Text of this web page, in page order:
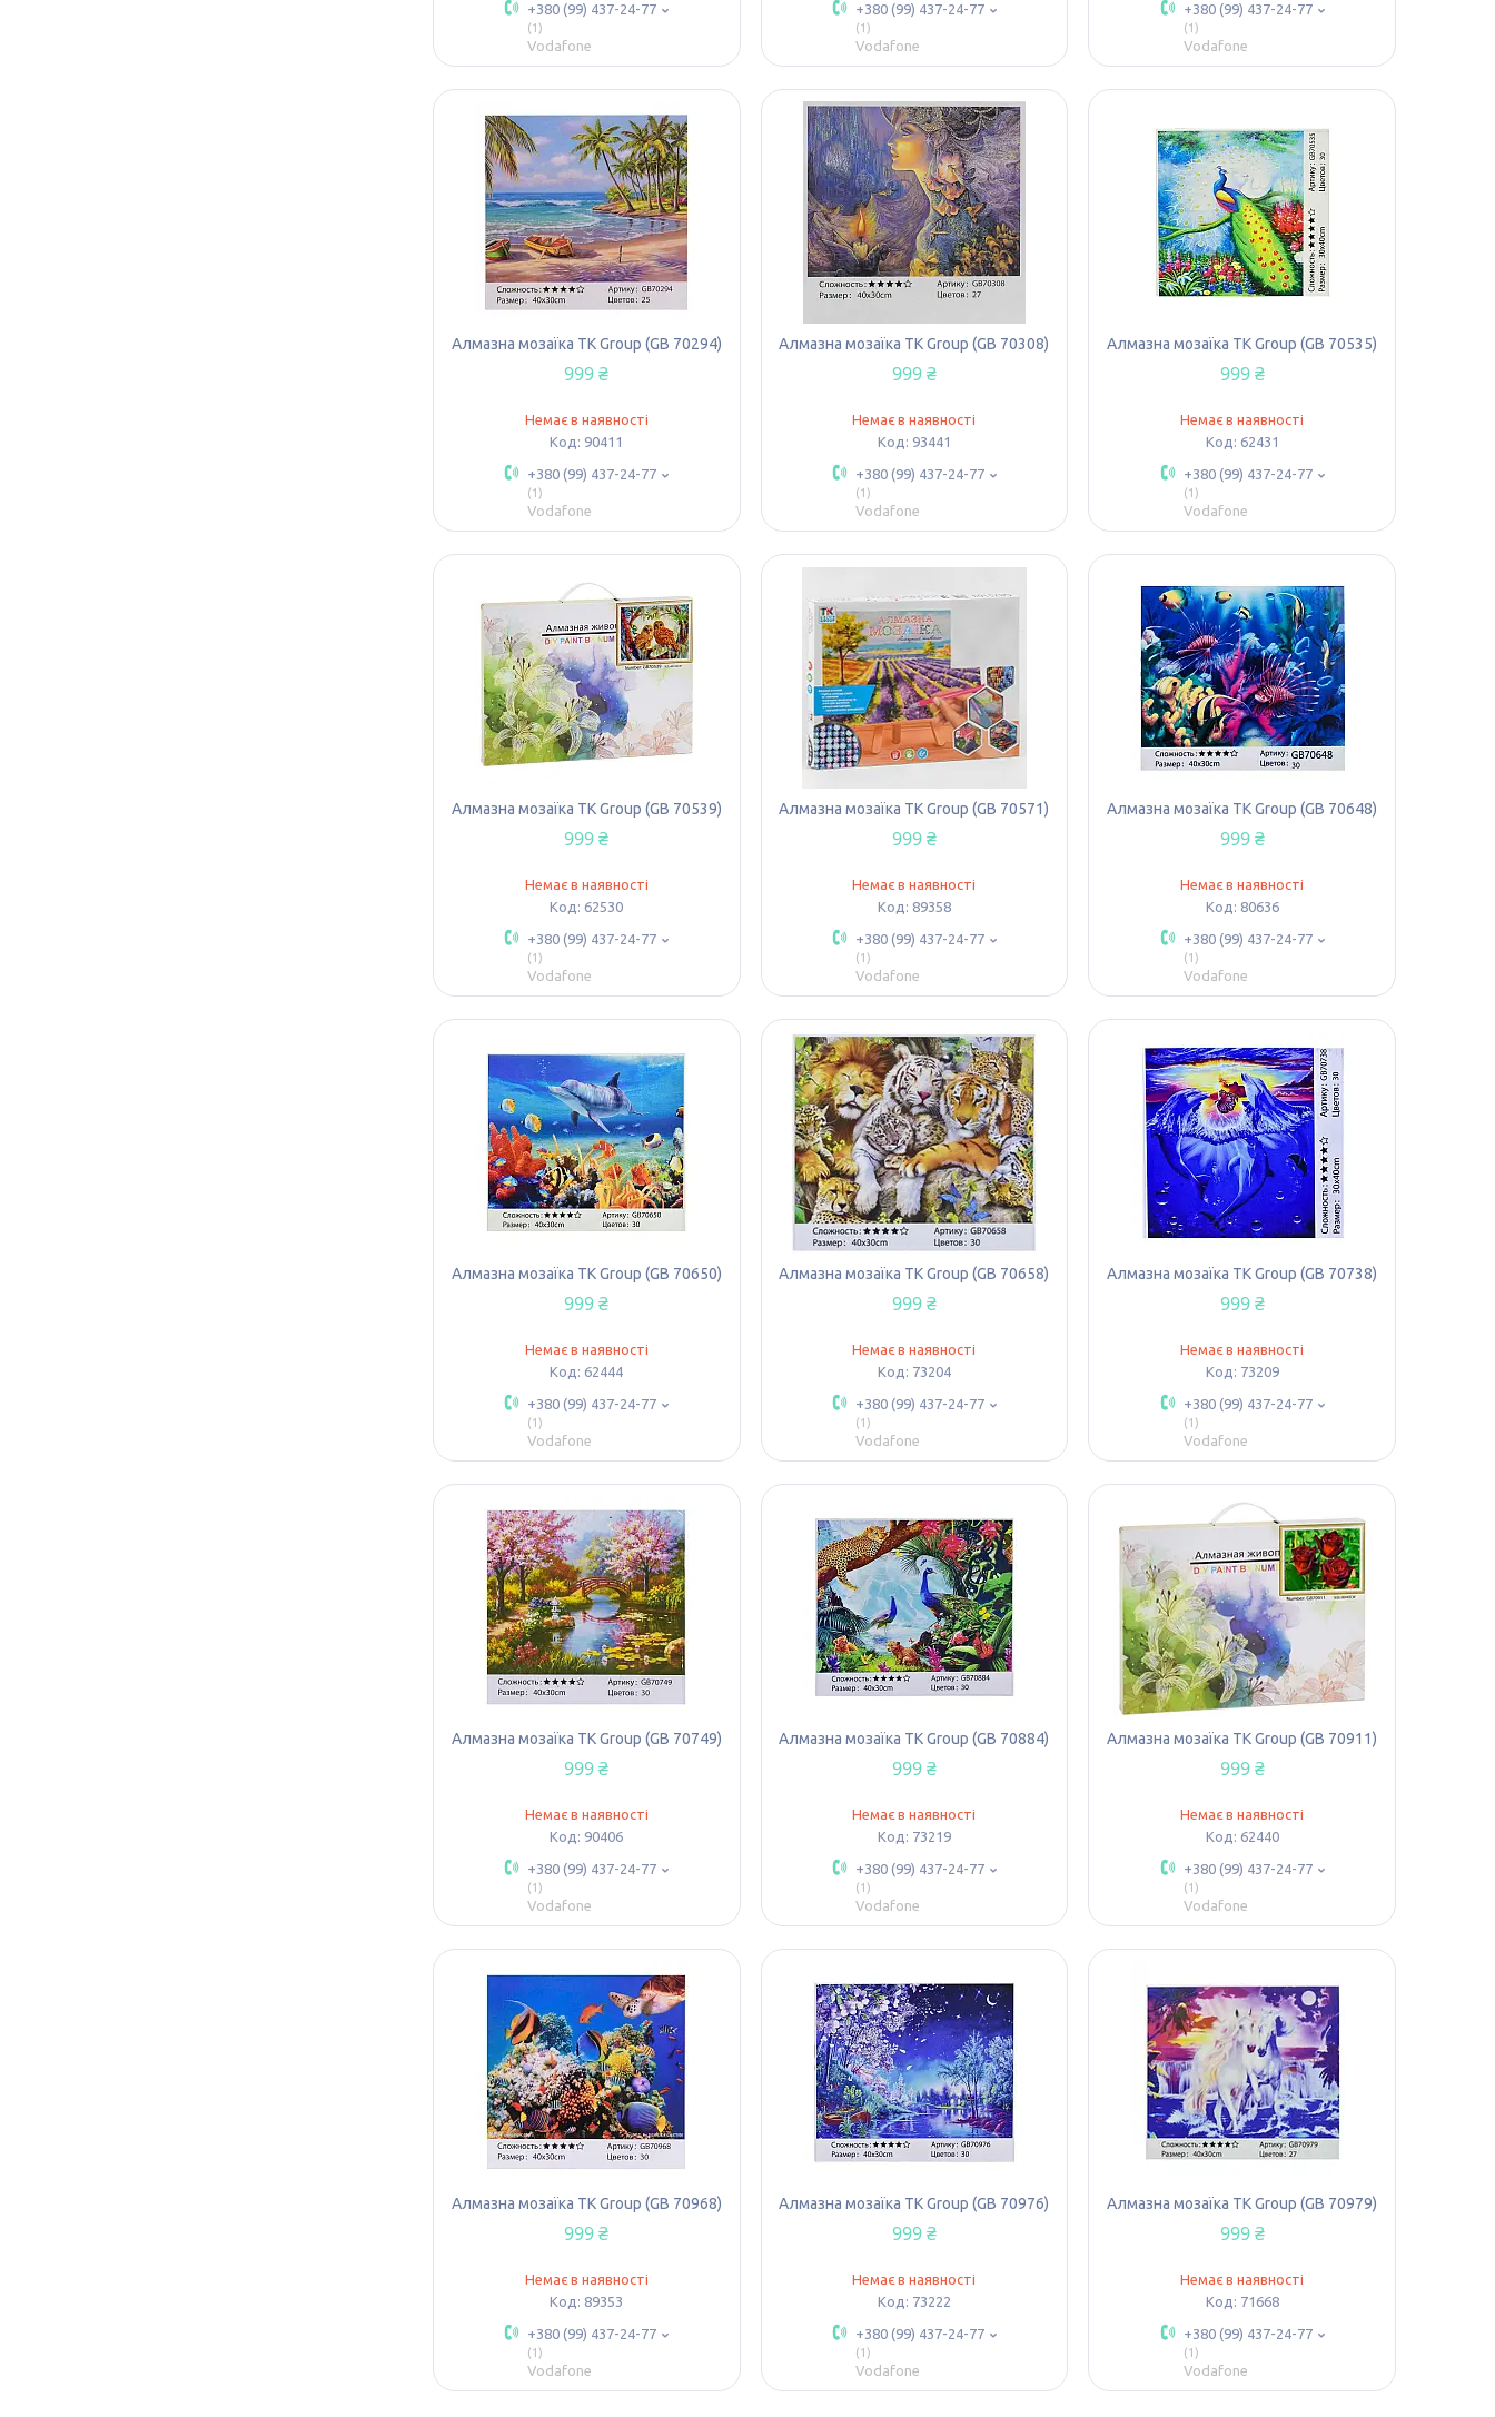
+380 (99) 437-24-77
1
Vodafone
+380 (99) 437-24-77
1
Vodafone
+380 (99) 437-24-77
1
Vodafone
Алмазна мозаїка TK Group (GB 70294)
999 ₴
Немає в наявності
90411
+380 (99) 437-24-77
1
Vodafone
Алмазна мозаїка TK Group (GB 70308)
999 ₴
Немає в наявності
93441
+380 (99) 437-24-77
1
Vodafone
Алмазна мозаїка TK Group (GB 70535)
999 ₴
Немає в наявності
62431
+380 (99) 437-24-77
1
Vodafone
Алмазна мозаїка TK Group (GB 70539)
999 ₴
Немає в наявності
62530
+380 (99) 437-24-77
1
Vodafone
Алмазна мозаїка TK Group (GB 70571)
999 ₴
Немає в наявності
89358
+380 (99) 437-24-77
1
Vodafone
Алмазна мозаїка TK Group (GB 70648)
999 ₴
Немає в наявності
80636
+380 (99) 437-24-77
1
Vodafone
Алмазна мозаїка TK Group (GB 70650)
999 ₴
Немає в наявності
62444
+380 (99) 437-24-77
1
Vodafone
Алмазна мозаїка TK Group (GB 70658)
999 ₴
Немає в наявності
73204
+380 (99) 437-24-77
1
Vodafone
Алмазна мозаїка TK Group (GB 70738)
999 ₴
Немає в наявності
73209
+380 (99) 437-24-77
1
Vodafone
Алмазна мозаїка TK Group (GB 70749)
999 ₴
Немає в наявності
90406
+380 (99) 437-24-77
1
Vodafone
Алмазна мозаїка TK Group (GB 70884)
999 ₴
Немає в наявності
73219
+380 (99) 437-24-77
1
Vodafone
Алмазна мозаїка TK Group (GB 70911)
999 ₴
Немає в наявності
62440
+380 (99) 437-24-77
1
Vodafone
Алмазна мозаїка TK Group (GB 70968)
999 ₴
Немає в наявності
89353
+380 (99) 437-24-77
1
Vodafone
Алмазна мозаїка TK Group (GB 70976)
999 ₴
Немає в наявності
73222
+380 (99) 437-24-77
1
Vodafone
Алмазна мозаїка TK Group (GB 70979)
999 ₴
Немає в наявності
71668
+380 (99) 437-24-77
1
Vodafone